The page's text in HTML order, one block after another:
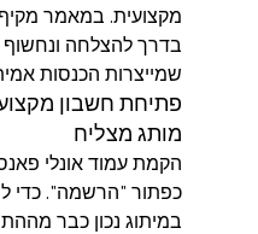
מקצועית. במאמר
בדרך להצלחה ונחשוף
שמייצרות הכנסות
פתיחת חשבון
מותג מצליח
הקמת עמוד אונלי
כפתור "הרשמה". כדי
במיתוג נכון כבר